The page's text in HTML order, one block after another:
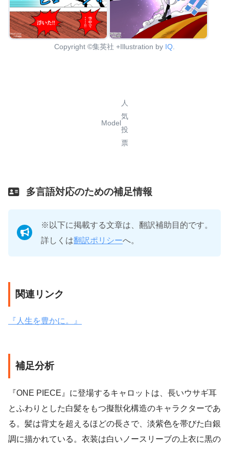
Copyright ©集英社 +Illustration by IQ.
Model
人
気
投
票
多言語対応のための補足情報
※以下に掲載する文章は、翻訳補助目的です。
詳しくは翻訳ポリシーへ。
関連リンク
『人生を豊かに。』
補足分析
『ONE PIECE』に登場するキャロットは、長いウサギ耳
とふわりとした白髪をもつ擬獣化構造のキャラクターであ
る。髪は背丈を超えるほどの長さで、淡紫色を帯びた白銀
調に描かれている。衣装は白いノースリーブの上衣に黒の